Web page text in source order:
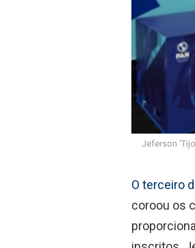
Jeferson
O terceiro
coroou os